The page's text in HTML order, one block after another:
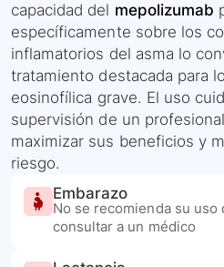
capacidad del mepolizumab
específicamente sobre los
inflamatorios del asma lo
tratamiento destacada para
eosinofílica grave. El uso
supervisión de un
maximizar sus beneficios y
riesgo.
Embarazo
No se recomienda su
consultar a un médico